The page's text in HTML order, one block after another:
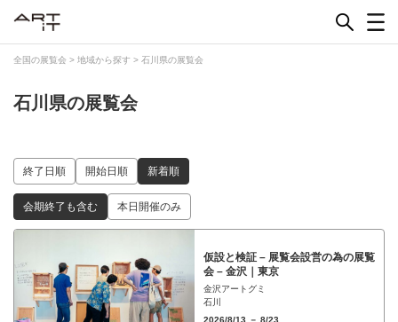
全国の展覧会 > 地域から探す > 石川県の展覧会
石川県の展覧会
終了日順 開始日順 新着順
会期終了も含む 本日開催のみ
仮設と検証 – 展覧会設営の為の展覧
会 – 金沢｜東京
金沢アートグミ
石川
2026/8/13 － 8/23